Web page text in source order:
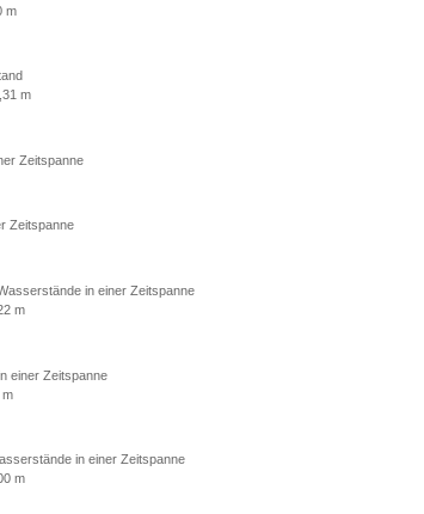
m
m
Zeitspanne
Zeitspanne
in einer Zeitspanne
m
einer Zeitspanne
m
in einer Zeitspanne
m